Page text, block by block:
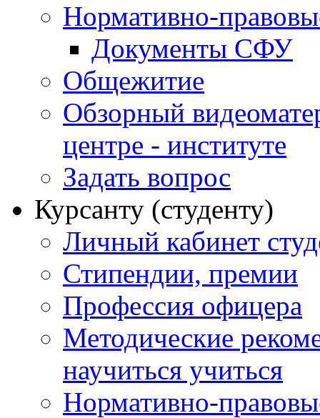
Нормативно-
Документы СФУ
Общежитие
Обзорный
центре - институте
Задать вопрос
Курсанту (студенту)
Личный кабинет
Стипендии, премии
Профессия офицера
Методические
научиться учиться
Нормативно-